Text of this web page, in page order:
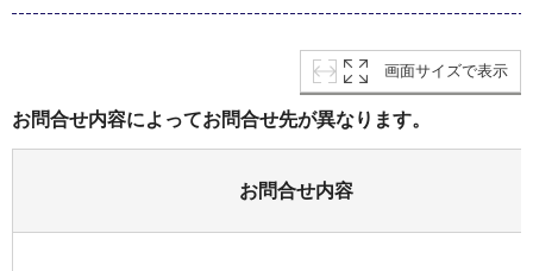
画面サイズで表示
お問合せ内容によってお問合せ先が異なります。
お問合せ内容